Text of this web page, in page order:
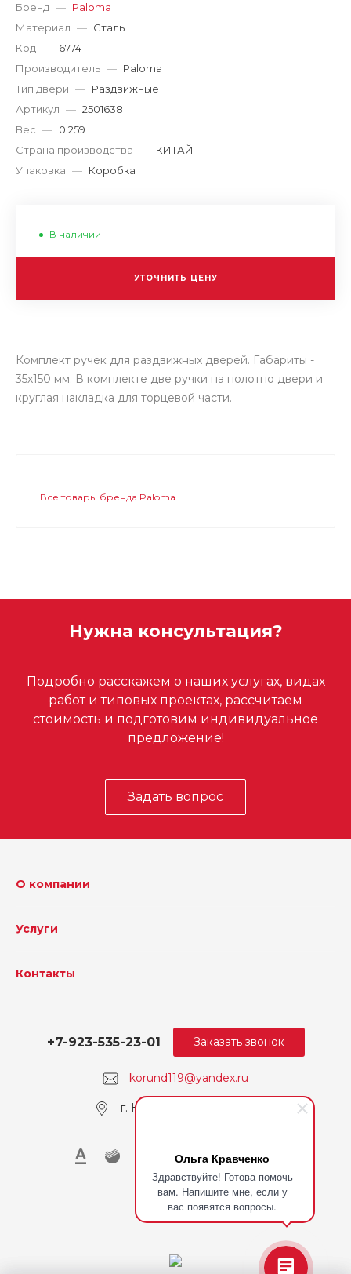
Ольга Кравченко
Здравствуйте! Готова помочь
вам. Напишите мне, если у
вас появятся вопросы.
Бренд — Paloma
Материал — Сталь
Код — 6774
Производитель — Paloma
Тип двери — Раздвижные
Артикул — 2501638
Вес — 0.259
Страна производства — КИТАЙ
Упаковка — Коробка
В наличии
УТОЧНИТЬ ЦЕНУ
Комплект ручек для раздвижных дверей. Габариты -
35х150 мм. В комплекте две ручки на полотно двери и
круглая накладка для торцевой части.
Все товары бренда Paloma
Нужна консультация?
Подробно расскажем о наших услугах, видах
работ и типовых проектах, рассчитаем
стоимость и подготовим индивидуальное
предложение!
Задать вопрос
О компании
Услуги
Контакты
korund119@yandex.ru
+7-923-535-23-01
г. Кемерово, пр. Ленина
Заказать звонок